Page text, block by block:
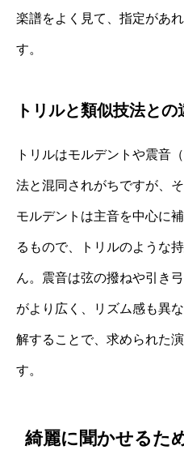
楽譜をよく見て、指定があ
す。
トリルと類似技法との
トリルはモルデントや震音
法と混同されがちですが、
モルデントは主音を中心に
るもので、トリルのような
ん。震音は弦の撥ねや引き
がより広く、リズム感も異
解することで、求められた
す。
綺麗に聞かせるた